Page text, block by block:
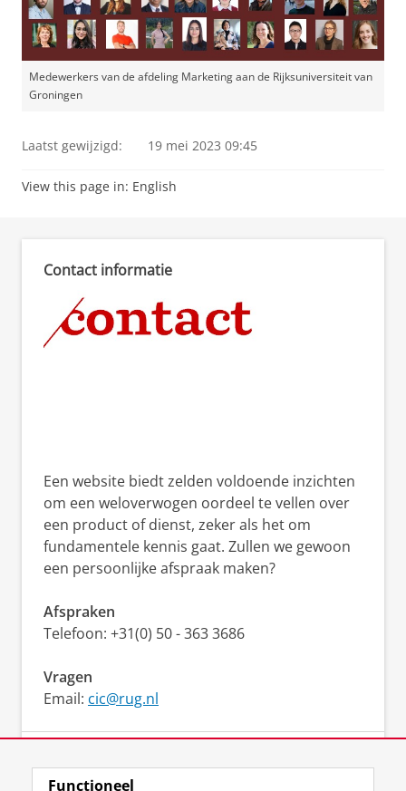
Medewerkers van de afdeling Marketing aan de Rijksuniversiteit van
Groningen
Laatst gewijzigd: 19 mei 2023 09:45
View this page in: English
Contact informatie
Een website biedt zelden voldoende inzichten
om een weloverwogen oordeel te vellen over
een product of dienst, zeker als het om
fundamentele kennis gaat. Zullen we gewoon
een persoonlijke afspraak maken?
Afspraken
Telefoon: +31(0) 50 - 363 3686
Vragen
Email: cic@rug.nl
Nieuwsflitsen ontvangen?
Functioneel